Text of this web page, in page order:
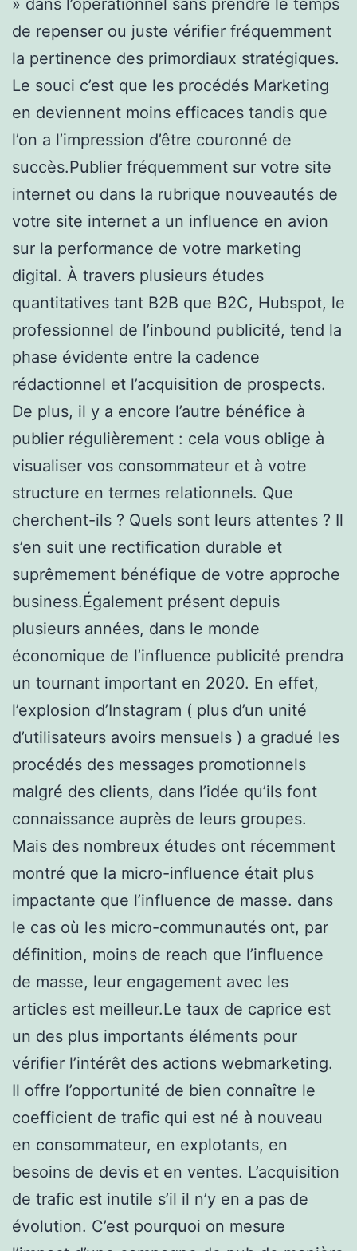
de repenser ou juste vérifier fréquemment
la pertinence des primordiaux stratégiques.
Le souci c’est que les procédés Marketing
en deviennent moins efficaces tandis que
l’on a l’impression d’être couronné de
succès.Publier fréquemment sur votre site
internet ou dans la rubrique nouveautés de
votre site internet a un influence en avion
sur la performance de votre marketing
digital. À travers plusieurs études
quantitatives tant B2B que B2C, Hubspot, le
professionnel de l’inbound publicité, tend la
phase évidente entre la cadence
rédactionnel et l’acquisition de prospects.
De plus, il y a encore l’autre bénéfice à
publier régulièrement : cela vous oblige à
visualiser vos consommateur et à votre
structure en termes relationnels. Que
cherchent-ils ? Quels sont leurs attentes ? Il
s’en suit une rectification durable et
suprêmement bénéfique de votre approche
business.Également présent depuis
plusieurs années, dans le monde
économique de l’influence publicité prendra
un tournant important en 2020. En effet,
l’explosion d’Instagram ( plus d’un unité
d’utilisateurs avoirs mensuels ) a gradué les
procédés des messages promotionnels
malgré des clients, dans l’idée qu’ils font
connaissance auprès de leurs groupes.
Mais des nombreux études ont récemment
montré que la micro-influence était plus
impactante que l’influence de masse. dans
le cas où les micro-communautés ont, par
définition, moins de reach que l’influence
de masse, leur engagement avec les
articles est meilleur.Le taux de caprice est
un des plus importants éléments pour
vérifier l’intérêt des actions webmarketing.
Il offre l’opportunité de bien connaître le
coefficient de trafic qui est né à nouveau
en consommateur, en explotants, en
besoins de devis et en ventes. L’acquisition
de trafic est inutile s’il il n’y en a pas de
évolution. C’est pourquoi on mesure